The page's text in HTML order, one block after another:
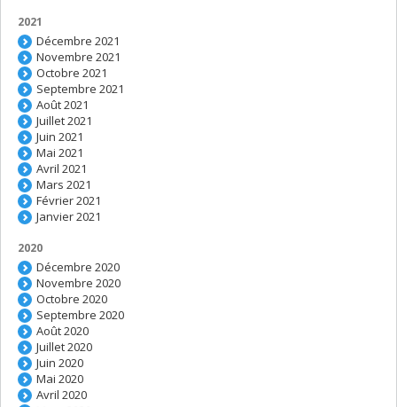
2021
Décembre 2021
Novembre 2021
Octobre 2021
Septembre 2021
Août 2021
Juillet 2021
Juin 2021
Mai 2021
Avril 2021
Mars 2021
Février 2021
Janvier 2021
2020
Décembre 2020
Novembre 2020
Octobre 2020
Septembre 2020
Août 2020
Juillet 2020
Juin 2020
Mai 2020
Avril 2020